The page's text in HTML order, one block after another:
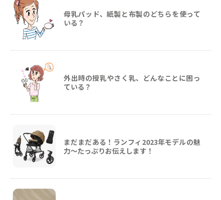
母乳パッド、紙製と布製のどちらを使って
いる？
外出時の授乳やさく乳、どんなことに困っ
ている？
まだまだある！ランフィ2023年モデルの魅
力～たっぷりお伝えします！